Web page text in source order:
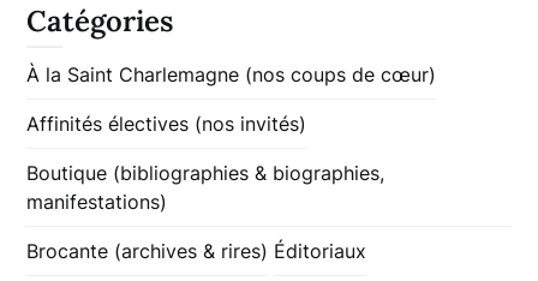
Catégories
À la Saint Charlemagne (nos coups de cœur)
Affinités électives (nos invités)
Boutique (bibliographies & biographies,
manifestations)
Brocante (archives & rires) Éditoriaux